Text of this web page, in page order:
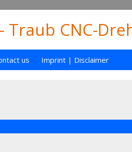
Traub CNC-
us Imprint | Disclaimer